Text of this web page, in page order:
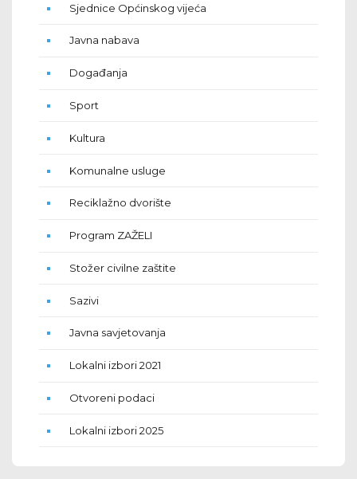
Sjednice Općinskog vijeća
Javna nabava
Događanja
Sport
Kultura
Komunalne usluge
Reciklažno dvorište
Program ZAŽELI
Stožer civilne zaštite
Sazivi
Javna savjetovanja
Lokalni izbori 2021
Otvoreni podaci
Lokalni izbori 2025